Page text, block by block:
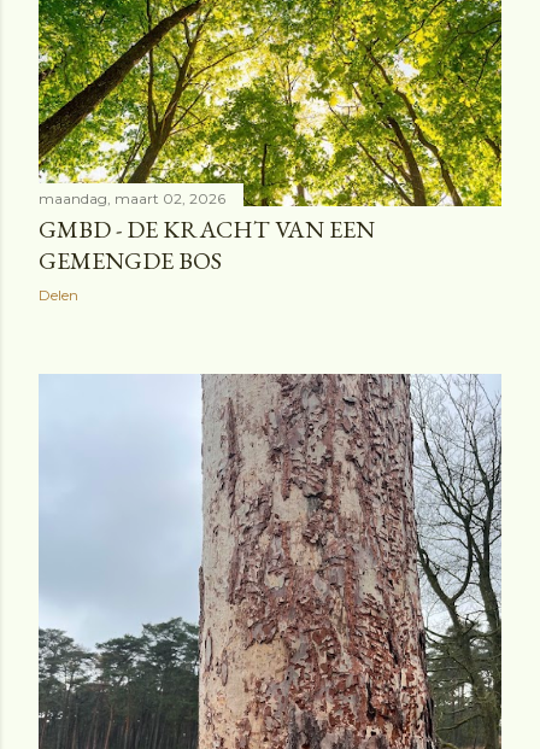
maandag, maart 02, 2026
GMBD - DE KRACHT VAN EEN
GEMENGDE BOS
Delen